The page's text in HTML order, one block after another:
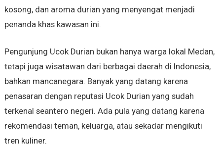
kosong, dan aroma durian yang menyengat menjadi
penanda khas kawasan ini.
Pengunjung Ucok Durian bukan hanya warga lokal Medan,
tetapi juga wisatawan dari berbagai daerah di Indonesia,
bahkan mancanegara. Banyak yang datang karena
penasaran dengan reputasi Ucok Durian yang sudah
terkenal seantero negeri. Ada pula yang datang karena
rekomendasi teman, keluarga, atau sekadar mengikuti
tren kuliner.